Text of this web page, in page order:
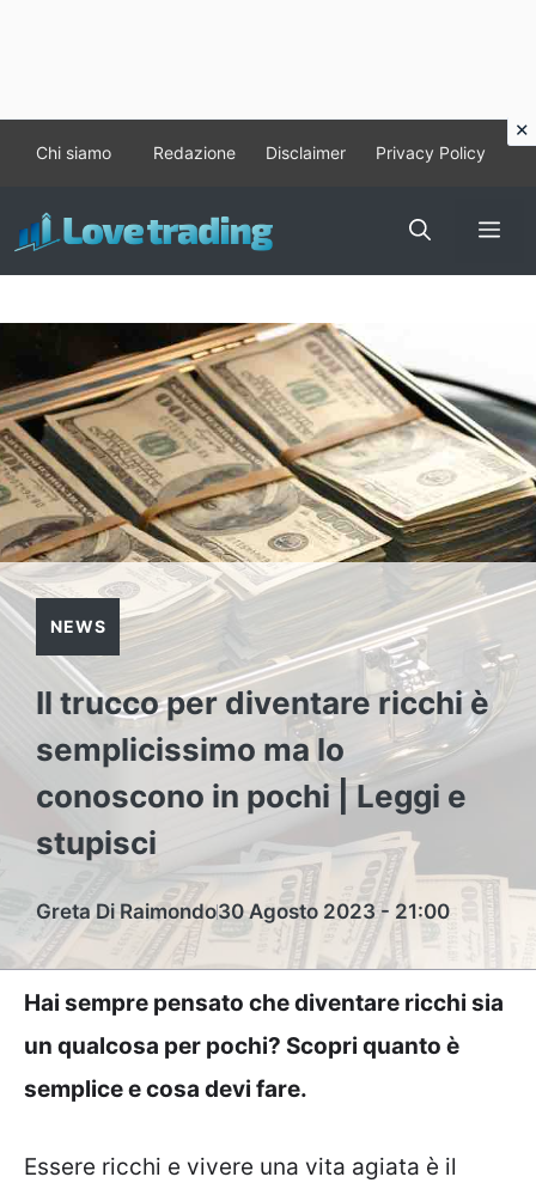
contenuto
Chi siamo Redazione Disclaimer Privacy Policy
NEWS
Il trucco per diventare ricchi è
semplicissimo ma lo
conoscono in pochi | Leggi e
stupisci
Greta Di Raimondo30 Agosto 2023 - 21:00
Hai sempre pensato che diventare ricchi sia
un qualcosa per pochi? Scopri quanto è
semplice e cosa devi fare.
Essere ricchi e vivere una vita agiata è il